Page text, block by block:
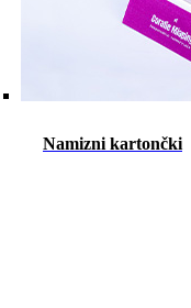
Namizni kartončki